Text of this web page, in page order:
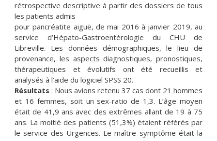
rétrospective descriptive à partir des dossiers de tous
les patients admis
pour pancréatite aiguë, de mai 2016 à janvier 2019, au
service d’Hépato-Gastroentérologie du CHU de
Libreville. Les données démographiques, le lieu de
provenance, les aspects diagnostiques, pronostiques,
thérapeutiques et évolutifs ont été recueillis et
analysés à l’aide du logiciel SPSS 20.
Résultats : Nous avions retenu 37 cas dont 21 hommes
et 16 femmes, soit un sex-ratio de 1,3. L’âge moyen
était de 41,9 ans avec des extrêmes allant de 19 à 75
ans. La moitié des patients (51,3%) étaient référés par
le service des Urgences. Le maître symptôme était la